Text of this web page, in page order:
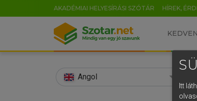
AKADÉMIAI HELYESÍRÁSI SZÓTÁR HÍREK,
Angol
Itt